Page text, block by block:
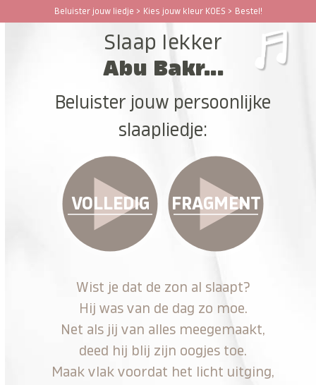
Beluister jouw liedje > Kies jouw kleur KOES > Bestel!
Open
Close
Slaap lekker
Abu Bakr...
Beluister jouw persoonlijke
slaapliedje:
VOLLEDIG FRAGMENT
Wist je dat de zon al slaapt?
Hij was van de dag zo moe.
Net als jij van alles meegemaakt,
deed hij blij zijn oogjes toe.
Maak vlak voordat het licht uitging,